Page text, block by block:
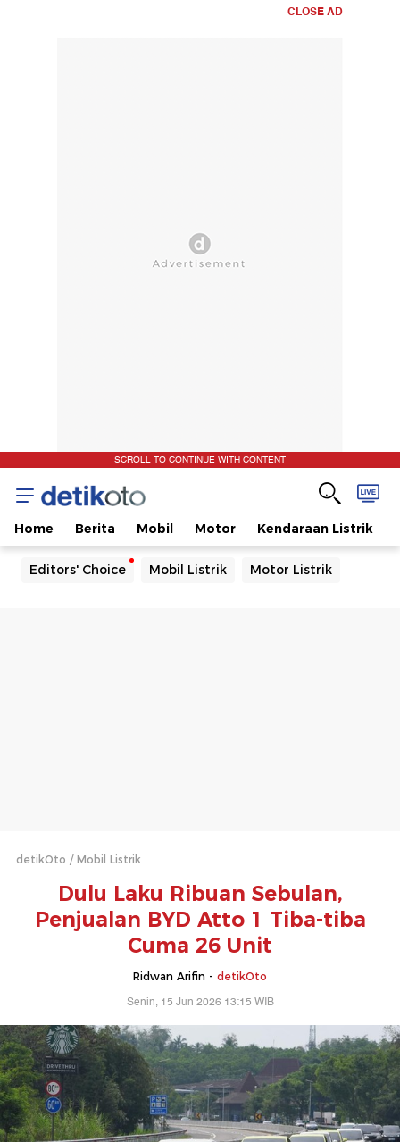
CLOSE AD
SCROLL TO CONTINUE WITH CONTENT
Home Berita Mobil Motor Kendaraan Listrik
Editors' Choice Mobil Listrik Motor Listrik
detikOto Mobil Listrik
Dulu Laku Ribuan Sebulan,
Penjualan BYD Atto 1 Tiba-tiba
Cuma 26 Unit
Ridwan Arifin - detikOto
Senin, 15 Jun 2026 13:15 WIB